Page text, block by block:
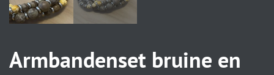
Armbandenset bruine en